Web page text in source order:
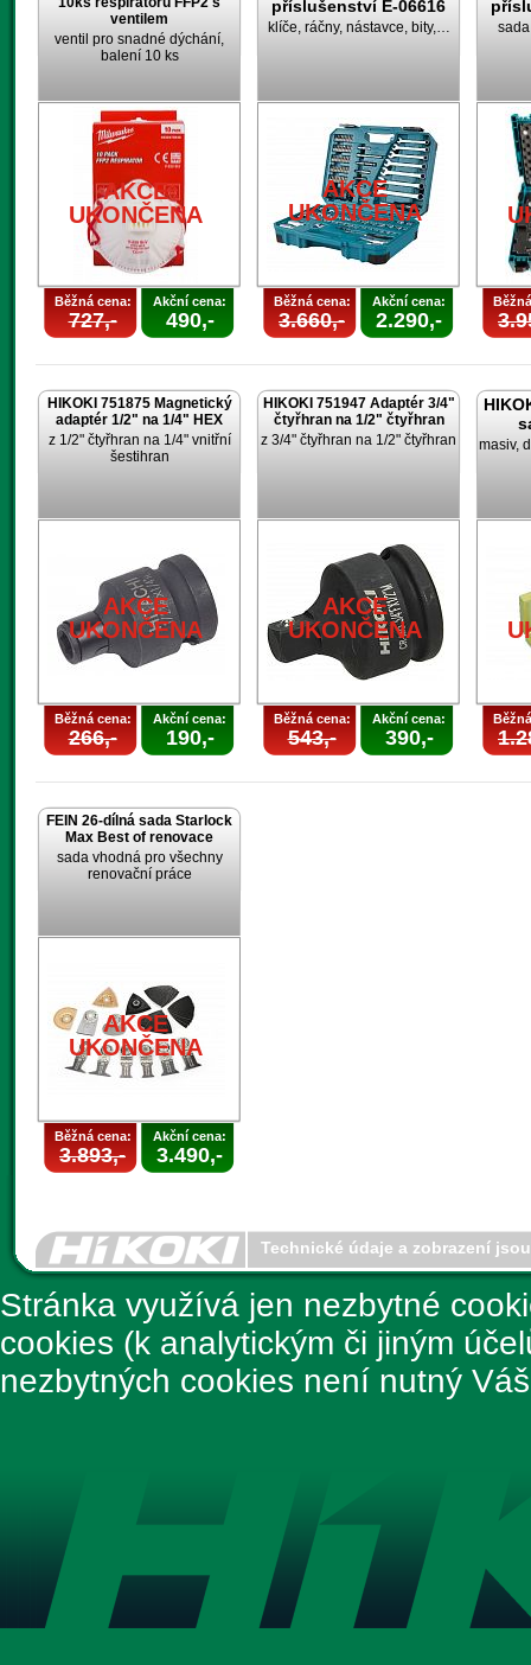
ventilem
ventil pro snadné dýchání,
balení 10 ks
AKCE
UKONČENA
Běžná cena:
727,-
Akční cena:
490,-
příslušenství E-06616
klíče, ráčny, nástavce, bity,…
AKCE
UKONČENA
Běžná cena:
3.660,-
Akční cena:
2.290,-
HIKOKI 751875 Magnetický
adaptér 1/2" na 1/4" HEX
z 1/2" čtyřhran na 1/4" vnitřní
šestihran
AKCE
UKONČENA
Běžná cena:
266,-
Akční cena:
190,-
HIKOKI 751947 Adaptér 3/4"
čtyřhran na 1/2" čtyřhran
z 3/4" čtyřhran na 1/2" čtyřhran
AKCE
UKONČENA
Běžná cena:
543,-
Akční cena:
390,-
masiv,
FEIN 26-dílná sada Starlock
Max Best of renovace
sada vhodná pro všechny
renovační práce
AKCE
UKONČENA
Běžná cena:
3.893,-
Akční cena:
3.490,-
Technické údaje a zobrazení
Stránka využívá jen nezbytné
cookies (k analytickým či jiným
nezbytných cookies není nutný